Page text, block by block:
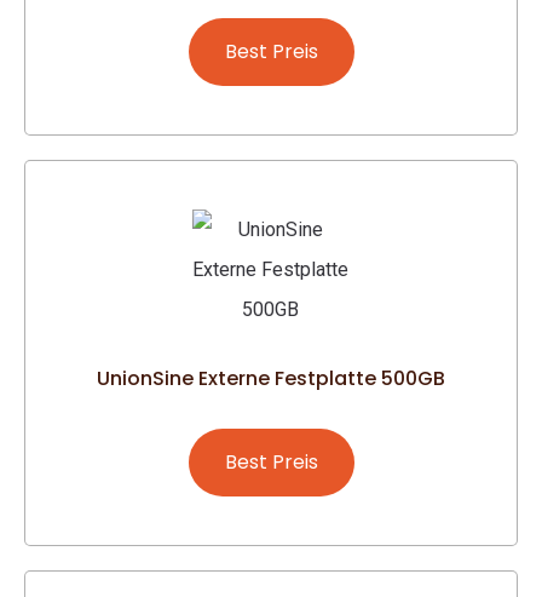
Best Preis
UnionSine Externe Festplatte 500GB
Best Preis